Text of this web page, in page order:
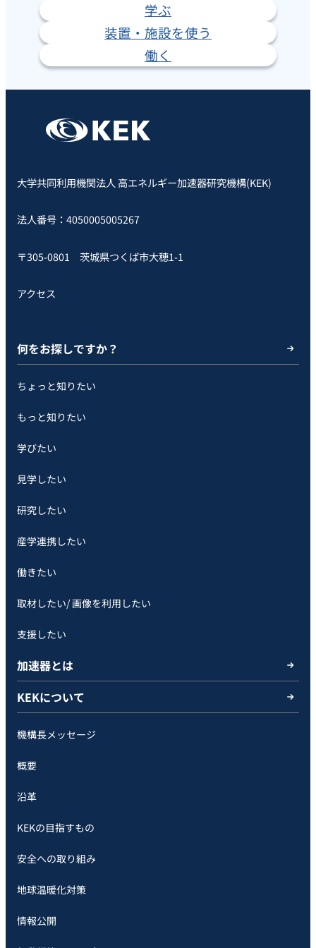
学ぶ
装置・施設を使う
働く
大学共同利用機関法人 高エネルギー加速器研究機構(KEK)
法人番号：4050005005267
〒305-0801 茨城県つくば市大穂1-1
アクセス
何をお探しですか？
ちょっと知りたい
もっと知りたい
学びたい
見学したい
研究したい
産学連携したい
働きたい
取材したい/ 画像を利用したい
支援したい
加速器とは
KEKについて
機構長メッセージ
概要
沿革
KEKの目指すもの
安全への取り組み
地球温暖化対策
情報公開